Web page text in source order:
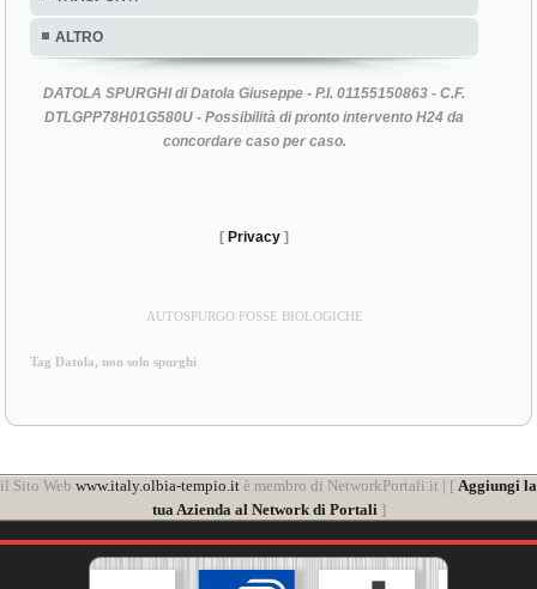
ALTRO
DATOLA SPURGHI di Datola Giuseppe - P.I. 01155150863 - C.F.
DTLGPP78H01G580U - Possibilità di pronto intervento H24 da
concordare caso per caso.
[ Privacy ]
AUTOSPURGO FOSSE BIOLOGICHE
Tag Datola, non solo spurghi
il Sito Web www.italy.olbia-tempio.it è membro di NetworkPortali.it | [ Aggiungi la
tua Azienda al Network di Portali]